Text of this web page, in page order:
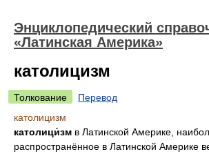
Энциклопедический
«Латинская Америка»
католицизм
Толкование
Перевод
католицизм
католици́зм в Латинской Америке,
распространённое в Латинской Америке